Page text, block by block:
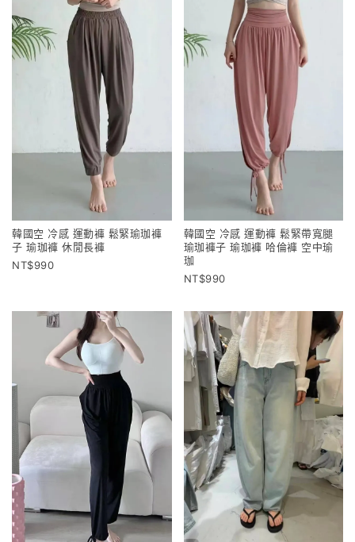
韓國空 冷感 運動褲 鬆緊瑜珈褲
子 瑜珈褲 休閒長褲
990
韓國空 冷感 運動褲 鬆緊帶寬腿
瑜珈褲子 瑜珈褲 哈倫褲 空中瑜
珈
990